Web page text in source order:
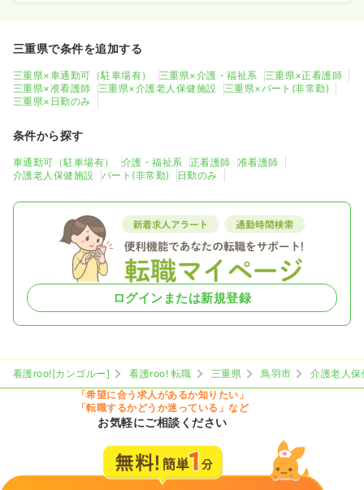
三重県で条件を追加する
三重県×車通勤可（駐車場有） 三重県×介護・福祉系
三重県×正看護師
三重県×准看護師
三重県×介護老人保健施設
三重県×パート(非常勤)
三重県×日勤のみ
条件から探す
車通勤可（駐車場有） 介護・福祉系 正看護師
准看護師
介護老人保健施設
パート(非常勤) 日勤のみ
ログインまたは新規登録
看護roo![カンゴルー] 看護roo! 転職 三重県 鳥羽市
介護老人
「希望に合う求人があるか知りたい」
「転職するかどうか迷っている」など
お気軽にご相談ください